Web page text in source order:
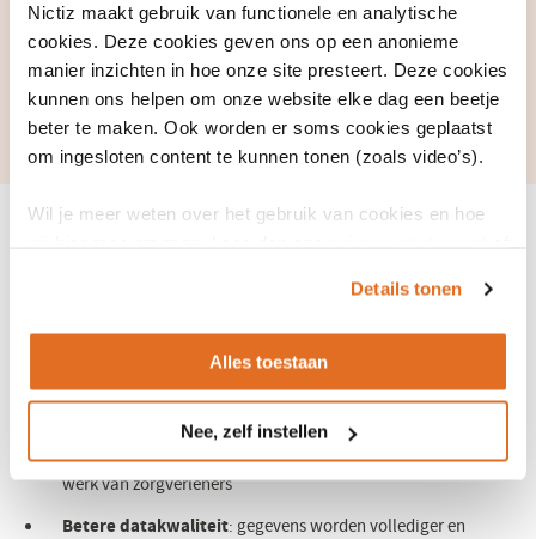
Nictiz maakt gebruik van functionele en analytische
cookies. Deze cookies geven ons op een anonieme
manier inzichten in hoe onze site presteert. Deze cookies
kunnen ons helpen om onze website elke dag een beetje
beter te maken. Ook worden er soms cookies geplaatst
om ingesloten content te kunnen tonen (zoals video’s).
Wil je meer weten over het gebruik van cookies en hoe
Details tonen
Alles toestaan
Nee, zelf instellen
Beide zijn onmisbaar voor goede digitale zorg. Zonder
databeschikbaarheid geen toegang tot gegevens; zonder
bruikbaarheid geen effectieve inzet ervan.
Voordelen van bruikbare data
: minder fouten en betere
zorguitkomsten
Minder administratiedruk: meer tijd voor de patiënt
: sneller werken, minder dubbel werk
Hogere tevredenheid: systemen sluiten beter aan op het
werk van zorgverleners
Betere datakwaliteit: gegevens worden vollediger en